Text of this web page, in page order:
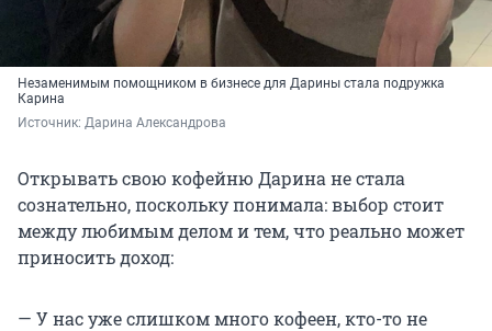
Незаменимым помощником в бизнесе для Дарины стала подружка
Карина
Источник: Дарина Александрова
Открывать свою кофейню Дарина не стала
сознательно, поскольку понимала: выбор стоит
между любимым делом и тем, что реально может
приносить доход:
— У нас уже слишком много кофеен, кто-то не